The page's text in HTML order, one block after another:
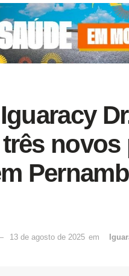
13 de agosto de 2025 emﾠ